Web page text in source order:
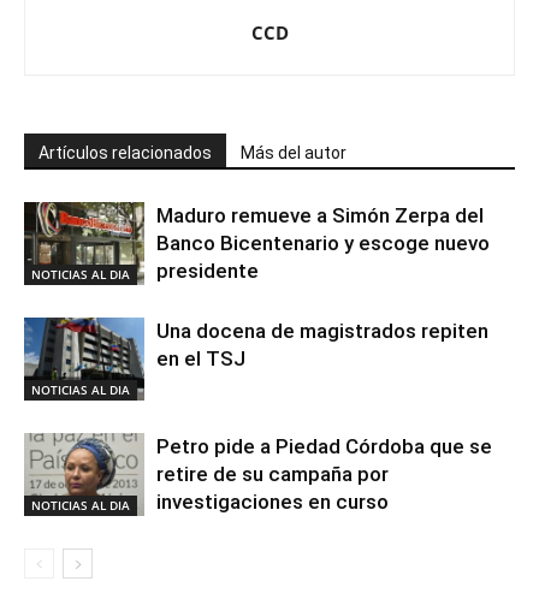
CCD
Artículos relacionados Más del autor
NOTICIAS AL DIA
Maduro remueve a Simón Zerpa del
Banco Bicentenario y escoge nuevo
presidente
NOTICIAS AL DIA
Una docena de magistrados repiten
en el TSJ
NOTICIAS AL DIA
Petro pide a Piedad Córdoba que se
retire de su campaña por
investigaciones en curso